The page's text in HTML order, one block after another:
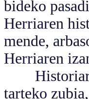
bideko
Herriaren
mende,
Herriaren
Historiaren
tarteko